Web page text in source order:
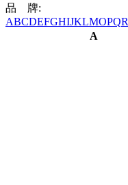
品 牌:
ABCDEFGHIJKLMOPQR
A